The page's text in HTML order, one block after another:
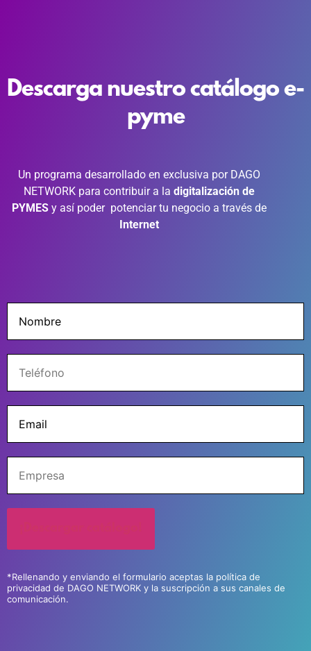
Descarga nuestro catálogo e-
pyme
Un programa desarrollado en exclusiva por DAGO
NETWORK para contribuir a la digitalización de
PYMES y así poder potenciar tu negocio a través de
Internet
*Rellenando y enviando el formulario aceptas la política de
privacidad de DAGO NETWORK y la suscripción a sus canales de
comunicación.